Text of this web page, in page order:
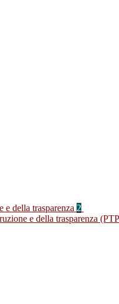
e della trasparenza 2
e della trasparenza